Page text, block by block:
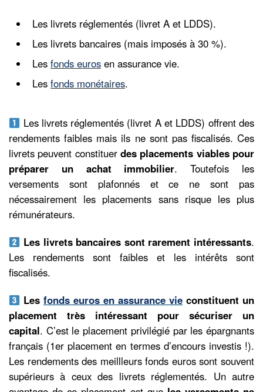
Les livrets réglementés (livret A et LDDS).
Les livrets bancaires (mais imposés à 30 %).
Les fonds euros en assurance vie.
Les fonds monétaires.
Les livrets réglementés (livret A et LDDS) offrent des
rendements faibles mais ils ne sont pas fiscalisés. Ces
livrets peuvent constituer des placements viables pour
préparer un achat immobilier. Toutefois les
versements sont plafonnés et ce ne sont pas
nécessairement les placements sans risque les plus
rémunérateurs.
Les livrets bancaires sont rarement intéressants.
Les rendements sont faibles et les intérêts sont
fiscalisés.
Lesfonds euros en assurance vie constituent un
placement très intéressant pour sécuriser un
capital. C’est le placement privilégié par les épargnants
français (1er placement en termes d’encours investis !).
Les rendements des meillleurs fonds euros sont souvent
supérieurs à ceux des livrets réglementés. Un autre